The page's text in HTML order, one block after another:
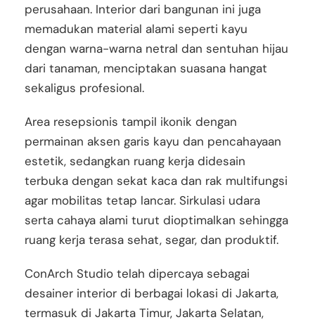
perusahaan. Interior dari bangunan ini juga
memadukan material alami seperti kayu
dengan warna-warna netral dan sentuhan hijau
dari tanaman, menciptakan suasana hangat
sekaligus profesional.
Area resepsionis tampil ikonik dengan
permainan aksen garis kayu dan pencahayaan
estetik, sedangkan ruang kerja didesain
terbuka dengan sekat kaca dan rak multifungsi
agar mobilitas tetap lancar. Sirkulasi udara
serta cahaya alami turut dioptimalkan sehingga
ruang kerja terasa sehat, segar, dan produktif.
ConArch Studio telah dipercaya sebagai
desainer interior di berbagai lokasi di Jakarta,
termasuk di Jakarta Timur, Jakarta Selatan,